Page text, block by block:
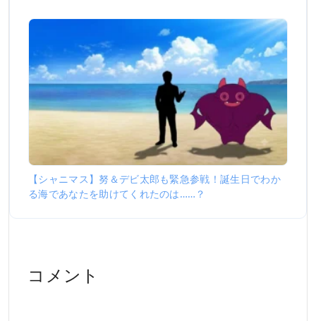
【シャニマス】努＆デビ太郎も緊急参戦！誕生日でわか
る海であなたを助けてくれたのは……？
コメント